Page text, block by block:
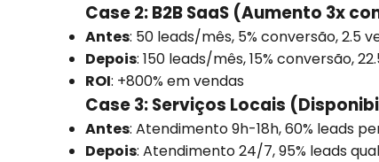
Case 2: B2B SaaS (Aumento 3x
Antes: 50 leads/mês, 5% conversão, 2.5
Depois: 150 leads/mês, 15% conversão,
ROI: +800% em vendas
Case 3: Serviços Locais
Antes: Atendimento 9h-18h, 60% leads
Depois: Atendimento 24/7, 95% leads